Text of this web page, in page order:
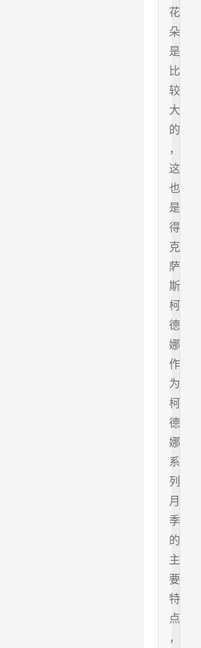
花
朵
是
比
较
大
的
，
这
也
是
得
克
萨
斯
柯
德
娜
作
为
柯
德
娜
系
列
月
季
的
主
要
特
点
，